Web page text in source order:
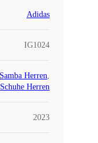
Adidas
IG1024
Samba Herren,
Schuhe Herren
2023